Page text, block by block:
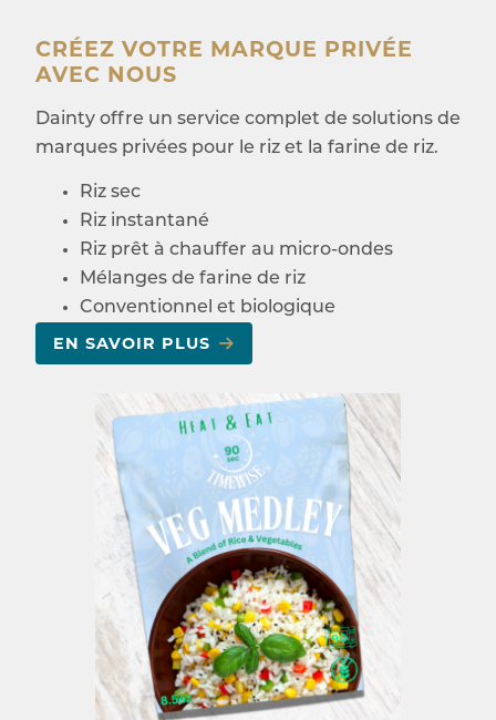
CRÉEZ VOTRE MARQUE PRIVÉE
AVEC NOUS
Dainty offre un service complet de solutions de
marques privées pour le riz et la farine de riz.
Riz sec
Riz instantané
Riz prêt à chauffer au micro-ondes
Mélanges de farine de riz
Conventionnel et biologique
EN SAVOIR PLUS